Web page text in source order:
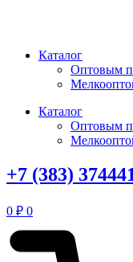
Каталог
Оптовым
Каталог
Оптовым
+7 (383)
0 ₽ 0